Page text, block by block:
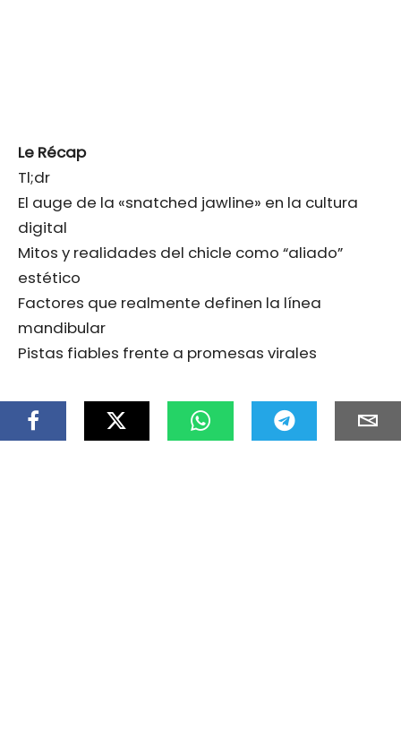
Le Récap
Tl;dr
El auge de la «snatched jawline» en la cultura
digital
Mitos y realidades del chicle como “aliado”
estético
Factores que realmente definen la línea
mandibular
Pistas fiables frente a promesas virales